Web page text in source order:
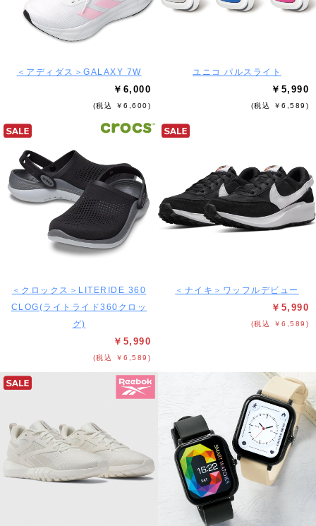
＜アディダス＞GALAXY 7W
￥6,000
(税込 ￥6,600)
ユニコ パルスライト
￥5,990
(税込 ￥6,589)
＜クロックス＞LITERIDE 360
CLOG(ライトライド360クロッ
グ)
￥5,990
(税込 ￥6,589)
＜ナイキ＞ワッフルデビュー
￥5,990
(税込 ￥6,589)